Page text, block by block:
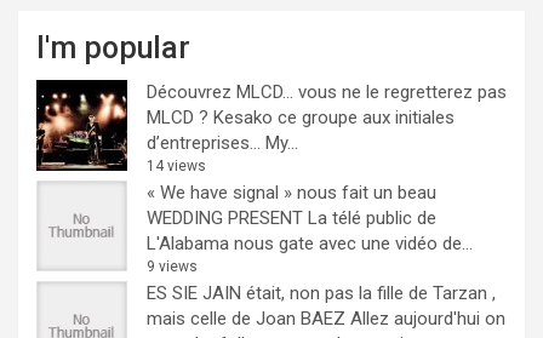
I'm popular
Découvrez MLCD… vous ne le regretterez pas
MLCD ? Kesako ce groupe aux initiales
d’entreprises… My...
14 views
« We have signal » nous fait un beau
WEDDING PRESENT La télé public de
L'Alabama nous gate avec une vidéo de...
9 views
ES SIE JAIN était, non pas la fille de Tarzan ,
mais celle de Joan BAEZ Allez aujourd'hui on